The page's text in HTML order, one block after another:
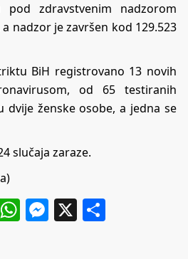
pod zdravstvenim nadzorom
nadzor je završen kod 129.523
BiH registrovano 13 novih
od 65 testiranih
dvije ženske osobe, a jedna se
slučaja zaraze.
WhatsApp
Messenger
X